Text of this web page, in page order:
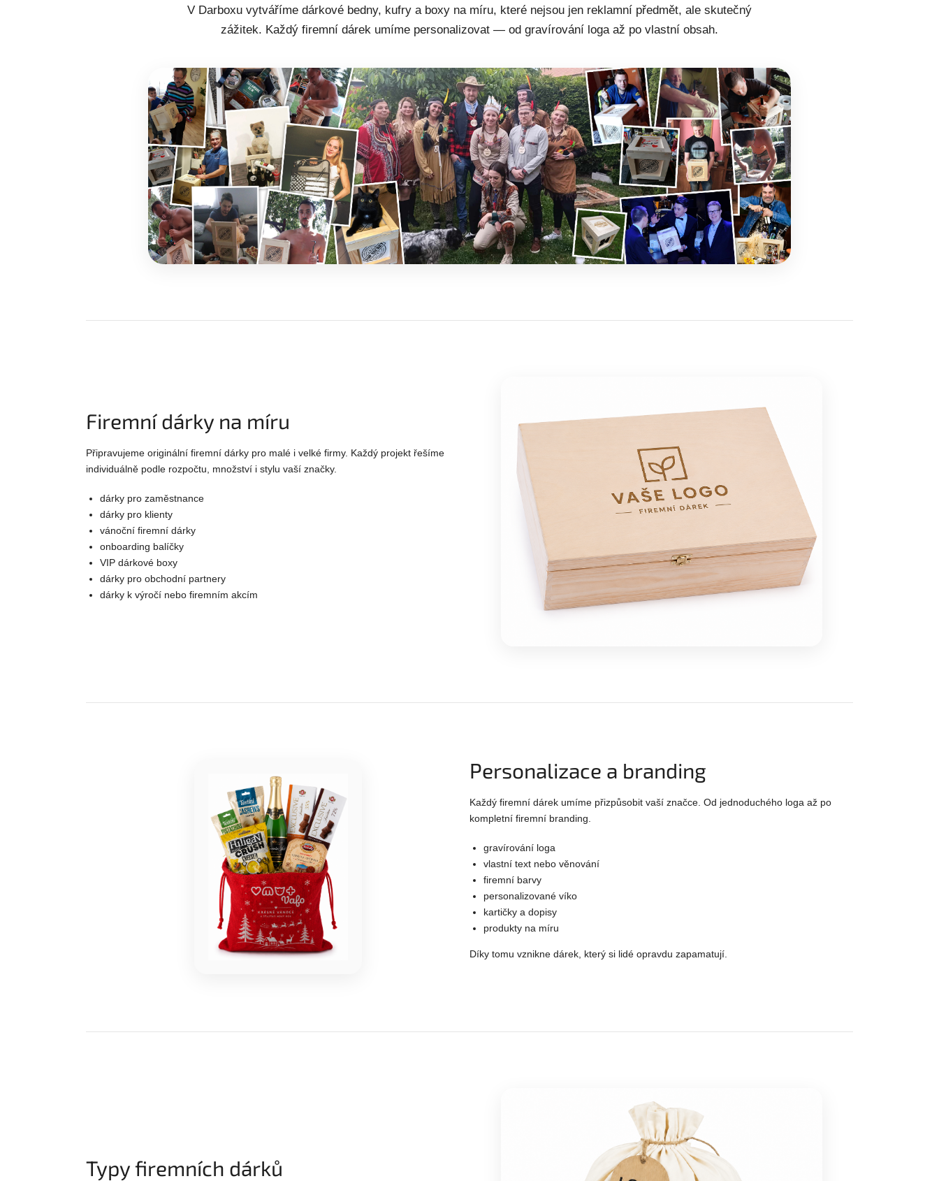
V Darboxu vytváříme dárkové bedny, kufry a boxy na míru, které nejsou jen reklamní předmět, ale skutečný
zážitek. Každý firemní dárek umíme personalizovat — od gravírování loga až po vlastní obsah.
Firemní dárky na míru
Připravujeme originální firemní dárky pro malé i velké firmy. Každý projekt řešíme
individuálně podle rozpočtu, množství i stylu vaší značky.
dárky pro zaměstnance
dárky pro klienty
vánoční firemní dárky
onboarding balíčky
VIP dárkové boxy
dárky pro obchodní partnery
dárky k výročí nebo firemním akcím
Personalizace a branding
Každý firemní dárek umíme přizpůsobit vaší značce. Od jednoduchého loga až po
kompletní firemní branding.
gravírování loga
vlastní text nebo věnování
firemní barvy
personalizované víko
kartičky a dopisy
produkty na míru
Díky tomu vznikne dárek, který si lidé opravdu zapamatují.
Typy firemních dárků